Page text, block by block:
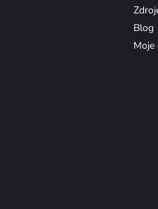
Blog
Moje